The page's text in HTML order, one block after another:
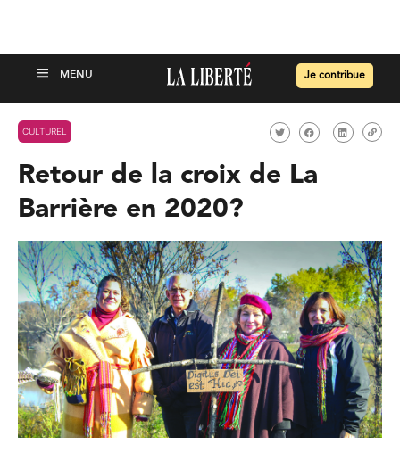
Je contribue
CULTUREL
Retour de la croix de La
Barrière en 2020?